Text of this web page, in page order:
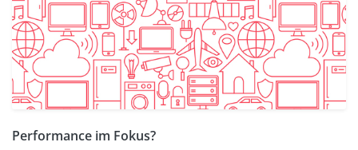
Performance im Fokus?